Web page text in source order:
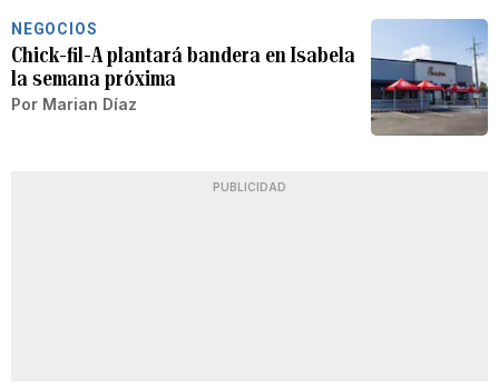
NEGOCIOS
Chick-fil-A plantará bandera en Isabela
la semana próxima
Por Marian Díaz
PUBLICIDAD